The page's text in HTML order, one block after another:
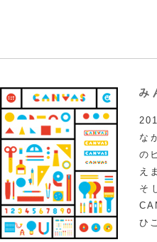
な
の
え
そ
ひ